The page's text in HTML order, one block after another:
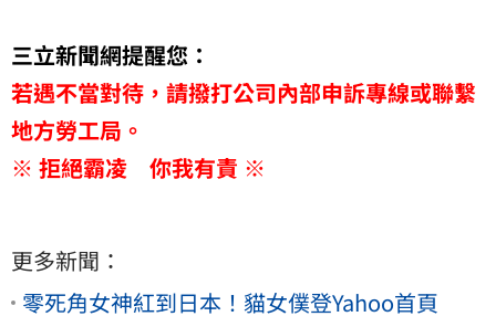
三立新聞網提醒您：
若遇不當對待，請撥打公司內部申訴專線或聯繫
地方勞工局。
※ 拒絕霸凌 你我有責 ※
更多新聞：
零死角女神紅到日本！貓女僕登Yahoo首頁